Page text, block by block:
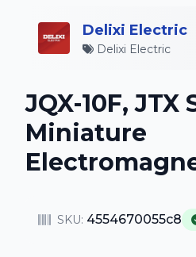
Delixi Electric
Delixi Electric
JQX-10F, JTX
Miniature
SKU: 4554670055c8